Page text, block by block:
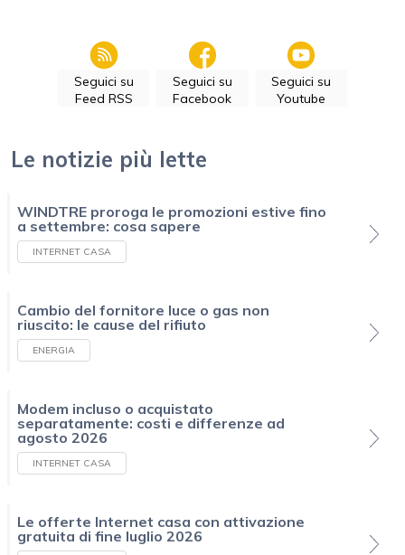
Seguici su
Feed RSS
Seguici su
Facebook
Seguici su
Youtube
Le notizie più lette
WINDTRE proroga le promozioni estive fino
a settembre: cosa sapere
INTERNET CASA
Cambio del fornitore luce o gas non
riuscito: le cause del rifiuto
ENERGIA
Modem incluso o acquistato
separatamente: costi e differenze ad
agosto 2026
INTERNET CASA
Le offerte Internet casa con attivazione
gratuita di fine luglio 2026